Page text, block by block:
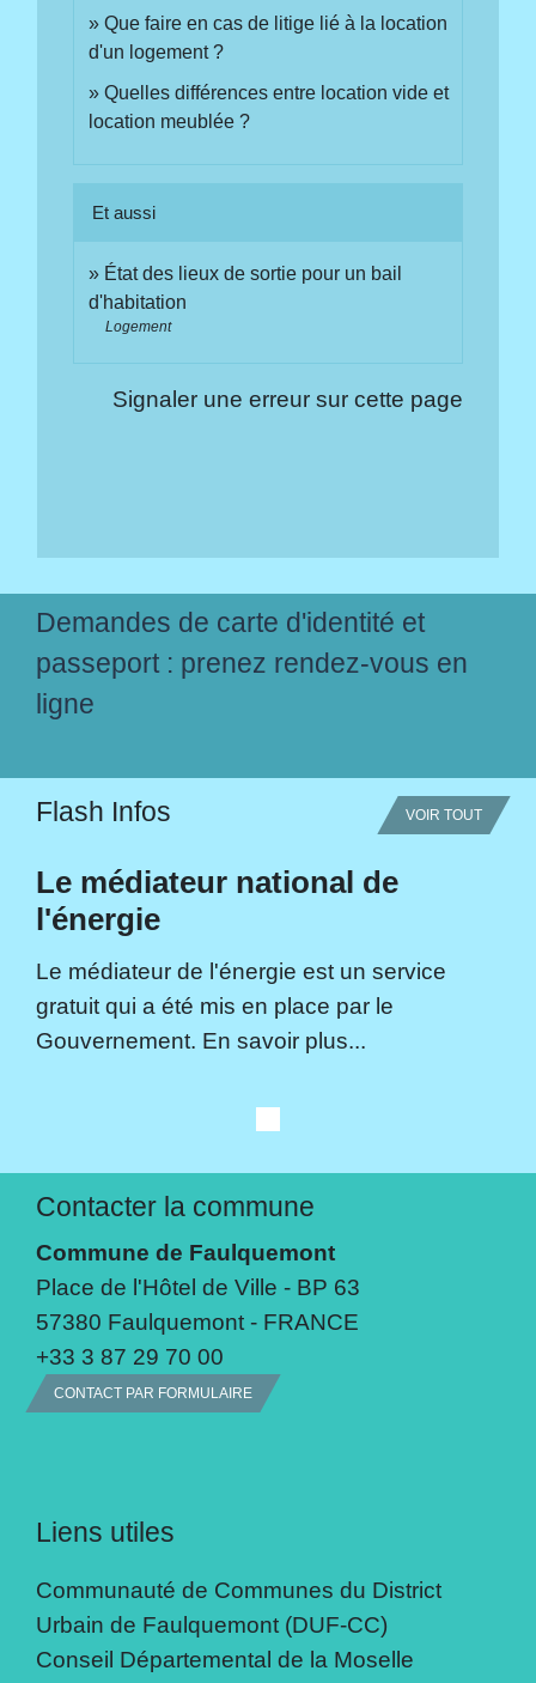
Que faire en cas de litige lié à la location
d'un logement ?
Quelles différences entre location vide et
location meublée ?
Et aussi
État des lieux de sortie pour un bail
d'habitation
Logement
Signaler une erreur sur cette page
Demandes de carte d'identité et
passeport : prenez rendez-vous en
ligne
Flash Infos VOIR TOUT
Le médiateur national de
l'énergie
Le médiateur de l'énergie est un service
gratuit qui a été mis en place par le
Gouvernement. En savoir plus...
Contacter la commune
Commune de Faulquemont
Place de l'Hôtel de Ville - BP 63
57380 Faulquemont - FRANCE
+33 3 87 29 70 00
CONTACT PAR FORMULAIRE
Liens utiles
Communauté de Communes du District
Urbain de Faulquemont (DUF-CC)
Conseil Départemental de la Moselle